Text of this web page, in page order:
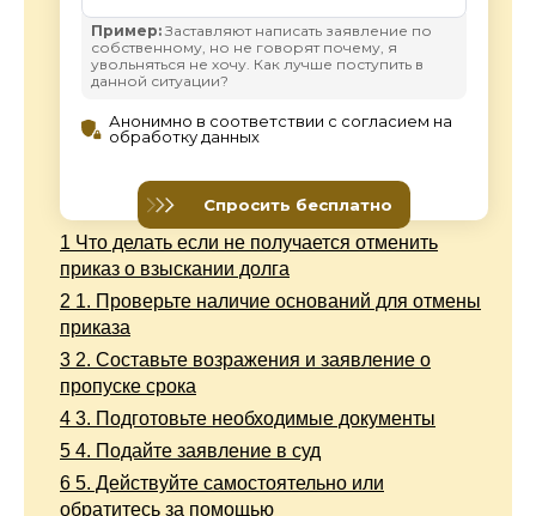
1 Что делать если не получается отменить
приказ о взыскании долга
2 1. Проверьте наличие оснований для отмены
приказа
3 2. Составьте возражения и заявление о
пропуске срока
4 3. Подготовьте необходимые документы
5 4. Подайте заявление в суд
6 5. Действуйте самостоятельно или
обратитесь за помощью